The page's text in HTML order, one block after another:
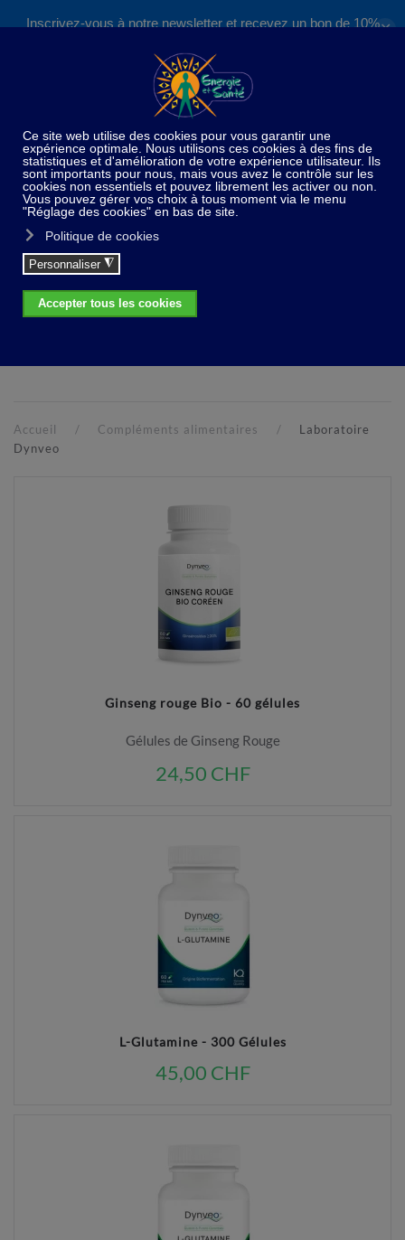
Inscrivez-vous à notre newsletter et recevez un bon de 10%
S'inscrire
✕
info
Désolé, mais le produit demandé n'a pas été trouvé
Accueil Compléments alimentaires
Laboratoire
Dynveo
Ginseng rouge Bio - 60 gélules
Gélules de Ginseng Rouge
24,50 CHF
L-Glutamine - 300 Gélules
45,00 CHF